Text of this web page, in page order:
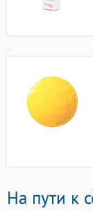
На пути к